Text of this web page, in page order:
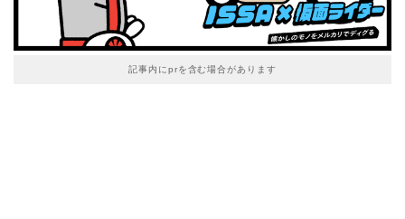
記事内にprを含む場合があります